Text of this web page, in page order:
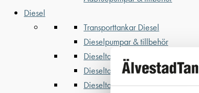
Diesel
Transporttankar Diesel
Dieselpumpar & tillbehör
Dieseltankar 1200-9000 liter
Dieseltank reservdelar & tillbehör
Dieseltankar ADR 500-3000 liter